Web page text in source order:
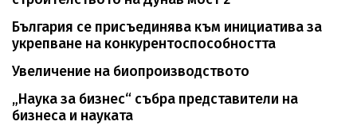
България се присъединява към инициатива за
укрепване на конкурентоспособността
Увеличение на биопроизводството
„Наука за бизнес“ събра представители на
бизнеса и науката